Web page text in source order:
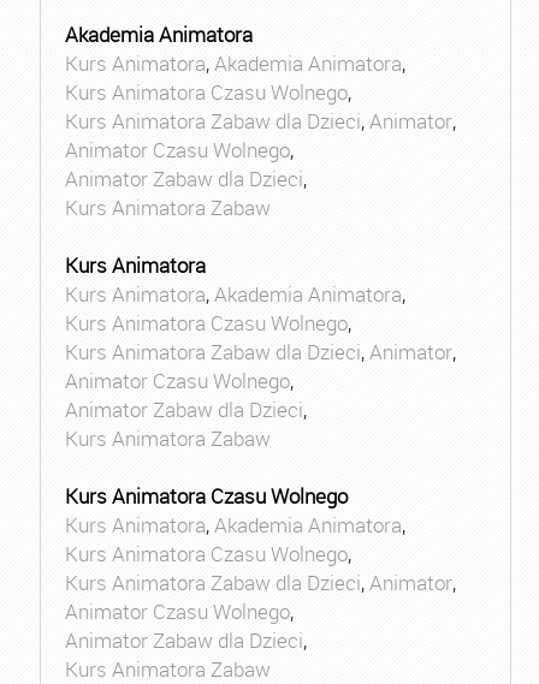
Akademia Animatora
Kurs Animatora,Akademia Animatora,
Kurs Animatora Czasu Wolnego,
Kurs Animatora Zabaw dla Dzieci,Animator,
Animator Czasu Wolnego,
Animator Zabaw dla Dzieci,
Kurs Animatora Zabaw
Kurs Animatora
Kurs Animatora,Akademia Animatora,
Kurs Animatora Czasu Wolnego,
Kurs Animatora Zabaw dla Dzieci,Animator,
Animator Czasu Wolnego,
Animator Zabaw dla Dzieci,
Kurs Animatora Zabaw
Kurs Animatora Czasu Wolnego
Kurs Animatora,Akademia Animatora,
Kurs Animatora Czasu Wolnego,
Kurs Animatora Zabaw dla Dzieci,Animator,
Animator Czasu Wolnego,
Animator Zabaw dla Dzieci,
Kurs Animatora Zabaw